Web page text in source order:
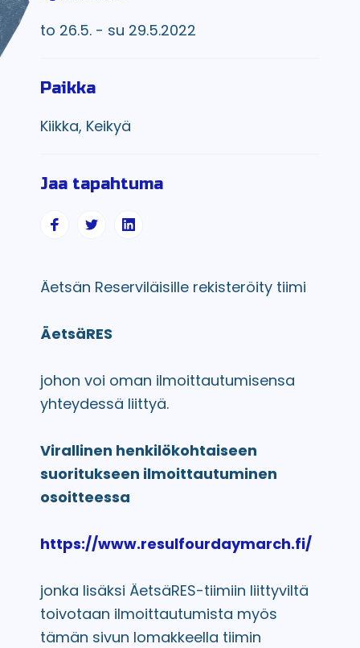
to 26.5. - su 29.5.2022
Paikka
Kiikka, Keikyä
Jaa tapahtuma
Äetsän Reserviläisille rekisteröity tiimi
ÄetsäRES
johon voi oman ilmoittautumisensa
yhteydessä liittyä.
Virallinen henkilökohtaiseen
suoritukseen ilmoittautuminen
osoitteessa
https://www.resulfourdaymarch.fi/
jonka lisäksi ÄetsäRES-tiimiin liittyviltä
toivotaan ilmoittautumista myös
tämän sivun lomakkeella tiimin